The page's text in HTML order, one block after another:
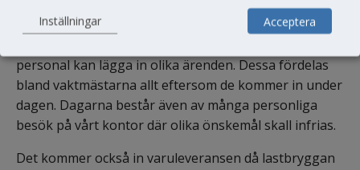
på hela dagen.
personal kan lägga in olika ärenden. Dessa fördelas
bland vaktmästarna allt eftersom de kommer in under
dagen. Dagarna består även av många personliga
besök på vårt kontor där olika önskemål skall infrias.
Det kommer också in varuleveransen då lastbryggan
Inställningar Acceptera